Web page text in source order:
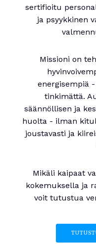
sertifioitu
ja psyykkinen
Missioni on
energisempiä
tinkimättä.
säännöllisen ja
huolta - ilman
joustavasti ja
Mikäli kaipaat
kokemuksella ja
voit tutustua